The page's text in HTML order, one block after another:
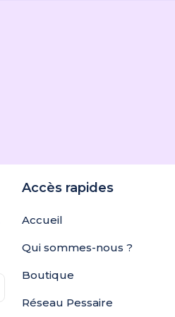
Accès rapides
Accueil
Qui sommes-nous ?
Boutique
Réseau Pessaire